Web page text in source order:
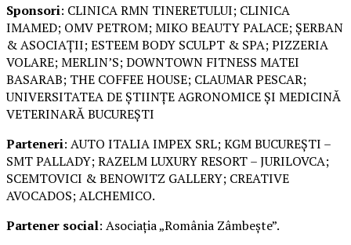
Sponsori: CLINICA RMN TINERETULUI; CLINICA
IMAMED; OMV PETROM; MIKO BEAUTY PALACE; ȘERBAN
& ASOCIAȚII; ESTEEM BODY SCULPT & SPA; PIZZERIA
VOLARE; MERLIN’S; DOWNTOWN FITNESS MATEI
BASARAB; THE COFFEE HOUSE; CLAUMAR PESCAR;
UNIVERSITATEA DE ȘTIINȚE AGRONOMICE ȘI MEDICINĂ
VETERINARĂ BUCUREȘTI
Parteneri: AUTO ITALIA IMPEX SRL; KGM BUCUREȘTI –
SMT PALLADY; RAZELM LUXURY RESORT – JURILOVCA;
SCEMTOVICI & BENOWITZ GALLERY; CREATIVE
AVOCADOS; ALCHEMICO.
Partener social: Asociația „România Zâmbește”.